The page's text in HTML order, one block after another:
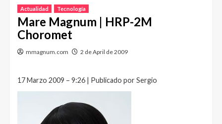
Actualidad Tecnología
Mare Magnum | HRP-2M
Choromet
mmagnum.com 2 de April de 2009
17 Marzo 2009 – 9:26 | Publicado por Sergio